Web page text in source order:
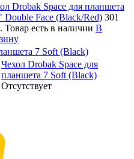
Drobak Space для планшета
Double Face (Black/Red) 301
Товар есть в наличии В
7 Soft (Black)
Чехол Drobak Space для
планшета 7 Soft (Black)
Отсутствует